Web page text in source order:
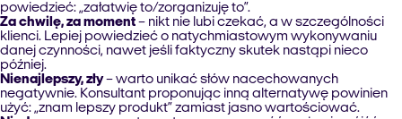
powiedzieć: „załatwię to/zorganizuję to”.
Za chwilę, za moment– nikt nie lubi czekać, a w szczególności
klienci. Lepiej powiedzieć o natychmiastowym wykonywaniu
danej czynności, nawet jeśli faktyczny skutek nastąpi nieco
później.
Nienajlepszy, zły– warto unikać słów nacechowanych
negatywnie. Konsultant proponując inną alternatywę powinien
użyć: „znam lepszy produkt” zamiast jasno wartościować.